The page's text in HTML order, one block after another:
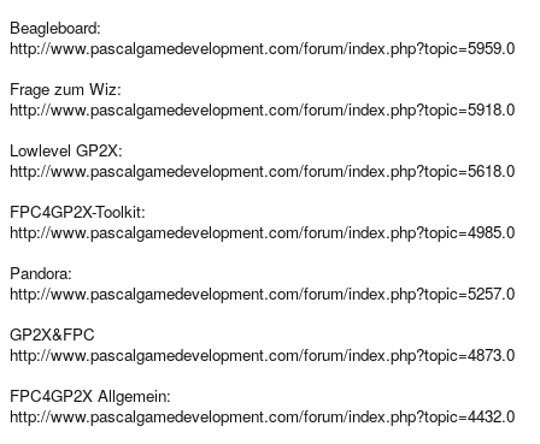
Beagleboard:
http://www.pascalgamedevelopment.com/forum/index.php?topic=5959.0
Frage zum Wiz:
http://www.pascalgamedevelopment.com/forum/index.php?topic=5918.0
Lowlevel GP2X:
http://www.pascalgamedevelopment.com/forum/index.php?topic=5618.0
FPC4GP2X-Toolkit:
http://www.pascalgamedevelopment.com/forum/index.php?topic=4985.0
Pandora:
http://www.pascalgamedevelopment.com/forum/index.php?topic=5257.0
GP2X&FPC
http://www.pascalgamedevelopment.com/forum/index.php?topic=4873.0
FPC4GP2X Allgemein:
http://www.pascalgamedevelopment.com/forum/index.php?topic=4432.0